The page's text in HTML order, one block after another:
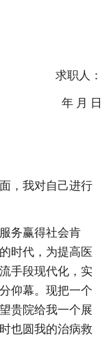
求职人：
年 月 日
，我对自己进行
务赢得社会肯
时代，为提高医
手段现代化，实
仰幕。现把一个
贵院给我一个展
也圆我的治病救